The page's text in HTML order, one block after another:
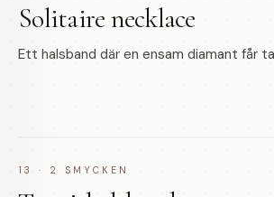
Solitaire necklace
Ett halsband där en ensam diamant får
13 · 2 SMYCKEN